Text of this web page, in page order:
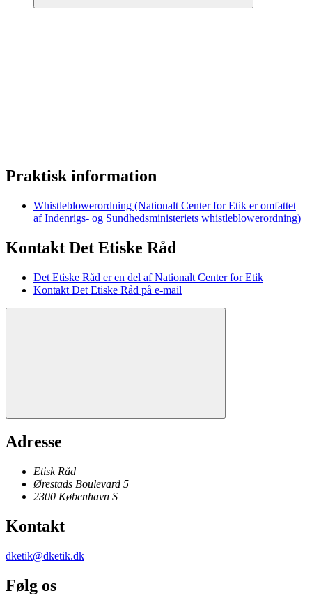
Praktisk information
Whistleblowerordning (Nationalt Center for Etik er omfattet
af Indenrigs- og Sundhedsministeriets whistleblowerordning)
Kontakt Det Etiske Råd
Det Etiske Råd er en del af Nationalt Center for Etik
Kontakt Det Etiske Råd på e-mail
Adresse
Etisk Råd
Ørestads Boulevard 5
2300 København S
Kontakt
dketik@dketik.dk
Følg os